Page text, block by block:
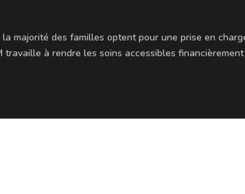
majorité des familles optent pour une prise en
travaille à rendre les soins accessibles